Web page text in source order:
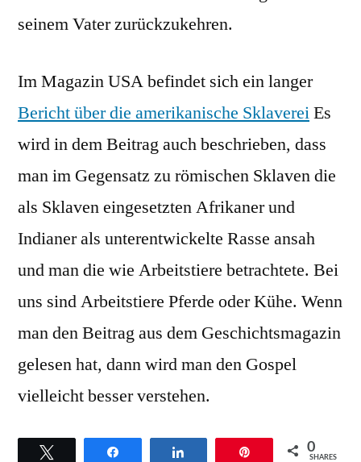
seinem Vater zurückzukehren.
Im Magazin USA befindet sich ein langer
Bericht über die amerikanische SklavereiEs
wird in dem Beitrag auch beschrieben, dass
man im Gegensatz zu römischen Sklaven die
als Sklaven eingesetzten Afrikaner und
Indianer als unterentwickelte Rasse ansah
und man die wie Arbeitstiere betrachtete. Bei
uns sind Arbeitstiere Pferde oder Kühe. Wenn
man den Beitrag aus dem Geschichtsmagazin
gelesen hat, dann wird man den Gospel
vielleicht besser verstehen.
0
SHARES